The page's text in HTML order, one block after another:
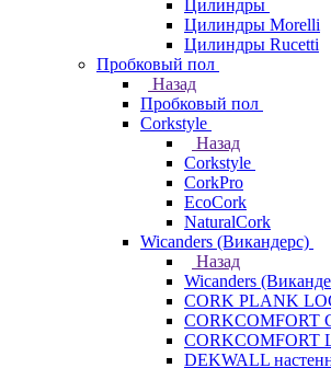
Цилиндры
Цилиндры Morelli
Цилиндры Rucetti
Пробковый пол
Назад
Пробковый пол
Corkstyle
Назад
Corkstyle
CorkPro
EcoCork
NaturalCork
Wicanders (Викандерс)
Назад
Wicanders
CORK PLANK
CORKCOMFORT
CORKCOMFORT
DEKWALL